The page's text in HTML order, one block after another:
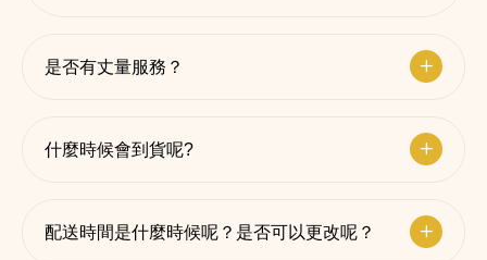
是否有丈量服務？
什麼時候會到貨呢?
配送時間是什麼時候呢？是否可以更改呢？